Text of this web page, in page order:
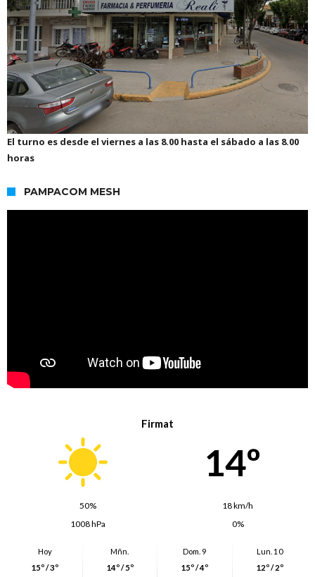
El turno es desde el viernes a las 8.00 hasta el sábado a las 8.00
horas
PAMPACOM MESH
Firmat
14º
50%
18 km/h
1008 hPa
0%
Hoy
15º / 3º
Mñn.
14º / 5º
Dom. 9
15º / 4º
Lun. 10
12º / 2º